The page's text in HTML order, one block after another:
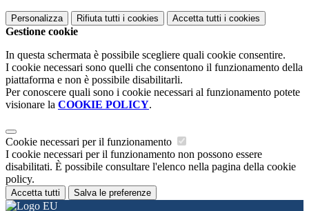
Personalizza Rifiuta tutti i cookies Accetta tutti i cookies
Gestione cookie
In questa schermata è possibile scegliere quali cookie consentire.
I cookie necessari sono quelli che consentono il funzionamento della
piattaforma e non è possibile disabilitarli.
Per conoscere quali sono i cookie necessari al funzionamento potete
visionare la COOKIE POLICY.
Cookie necessari per il funzionamento
I cookie necessari per il funzionamento non possono essere
disabilitati. È possibile consultare l'elenco nella pagina della cookie
policy.
Accetta tutti Salva le preferenze